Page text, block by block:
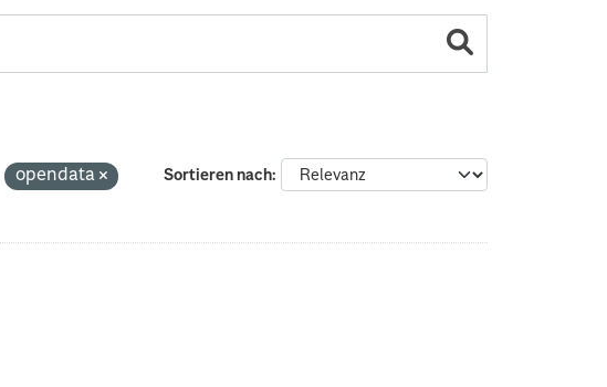
Sortieren nach
opendata